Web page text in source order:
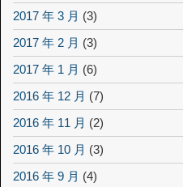
2017 年 3 月 (3)
2017 年 2 月 (3)
2017 年 1 月 (6)
2016 年 12 月 (7)
2016 年 11 月 (2)
2016 年 10 月 (3)
2016 年 9 月 (4)